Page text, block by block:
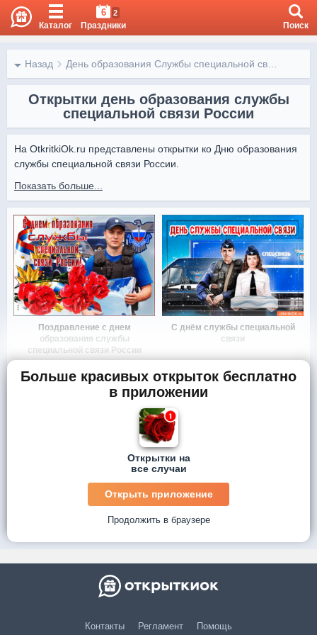
Каталог
6 2
Праздники Поиск
Назад
Открытки день образования службы
специальной связи России
На OtkritkiOk.ru представлены открытки ко Дню образования
службы специальной связи России.
Открытки от Otkritki Ok помогут поздравить сотрудников
Показать больше...
Поздравление с днем
образования службы
специальной связи России
С днём службы специальной
связи
Больше красивых открыток бесплатно
в приложении
Открытки на
все случаи
Открыть приложение
Продолжить в браузере
Контакты Регламент Помощь